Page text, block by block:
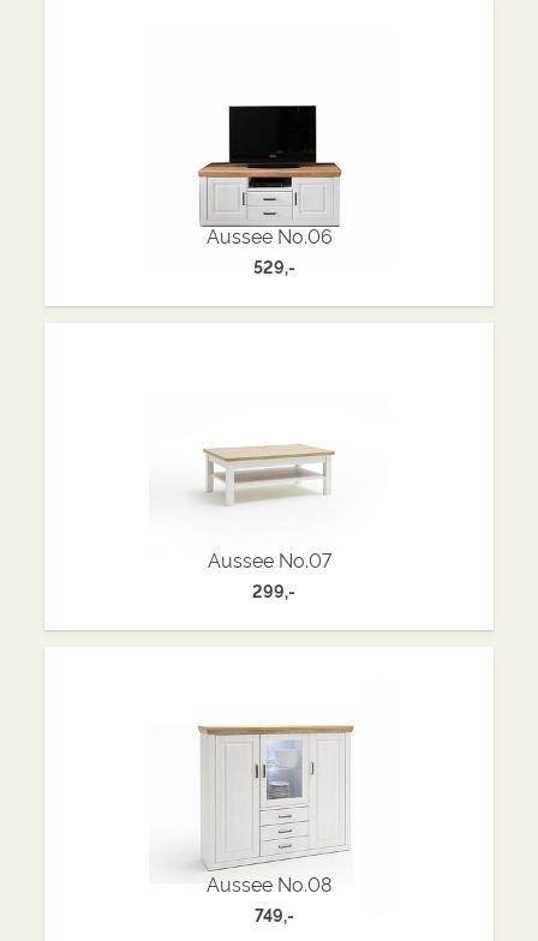
Aussee No.06
529,-
Aussee No.07
299,-
Aussee No.08
749,-